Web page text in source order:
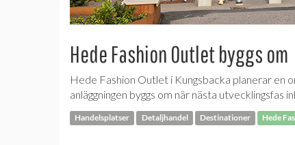
Hede Fashion Outlet byggs om
Hede Fashion Outlet i Kungsbacka planerar en
anläggningen byggs om när nästa utvecklingsfas
Handelsplatser Detaljhandel Destinationer Hede